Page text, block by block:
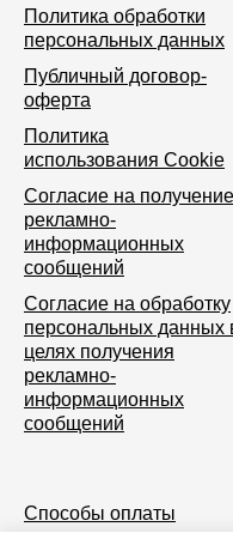
Политика обработки
персональных данных
Публичный договор-
оферта
Политика
использования Cookie
Согласие на получение
рекламно-
информационных
сообщений
Согласие на обработку
персональных данных
целях получения
рекламно-
информационных
сообщений
Способы оплаты